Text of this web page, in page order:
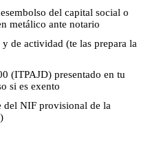
del capital social o
metálico ante notario
de actividad (te las prepara la
(ITPAJD) presentado en tu
si es exento
del NIF provisional de la